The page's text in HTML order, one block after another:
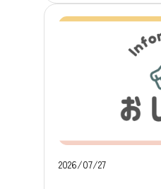
により、電車で
にも、より身近
体験をお楽しみ
りました。運転
方や、電車での
いお客様にも、
ればと思います
遺産「富岡製糸
2026/07/27